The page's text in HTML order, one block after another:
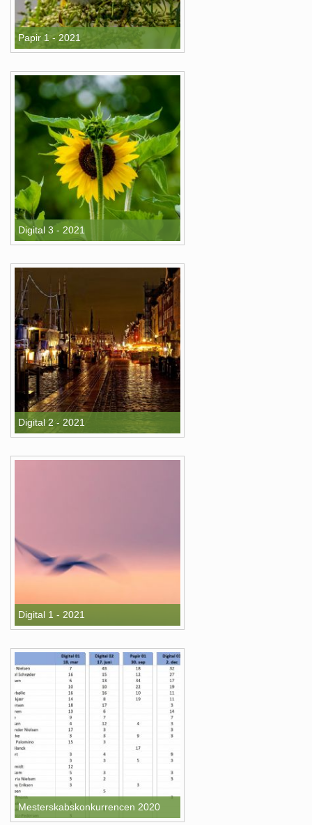
Papir 1 - 2021
Digital 3 - 2021
Digital 2 - 2021
Digital 1 - 2021
Mesterskabskonkurrencen 2020